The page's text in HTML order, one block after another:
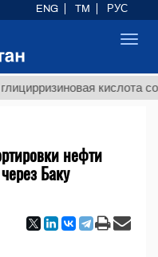
кислота
нефти
Баку
ENG TM РУС